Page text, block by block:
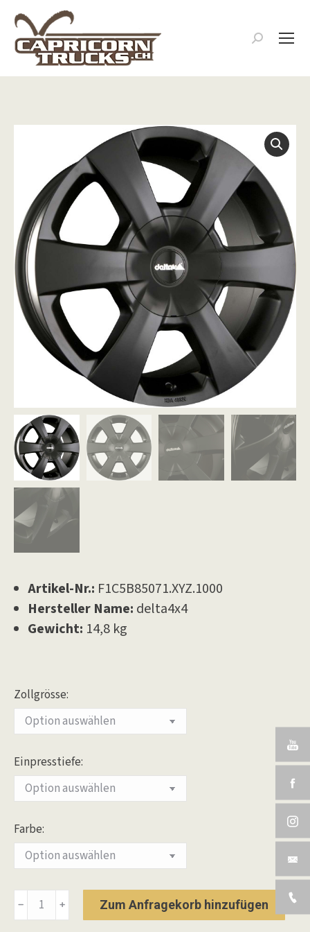
Search:
Artikel-Nr.: F1C5B85071.XYZ.1000
Hersteller Name: delta4x4
Gewicht: 14,8 kg
Zollgrösse:
Einpresstiefe:
Farbe:
Alurad
WP
﹣ ﹢ Zum Anfragekorb hinzufügen